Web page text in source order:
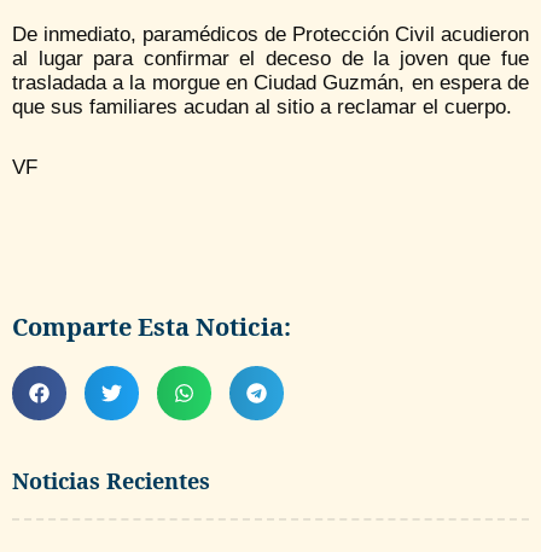
Noticias Recientes
De inmediato, paramédicos de Protección Civil acudieron
al lugar para confirmar el deceso de la joven que fue
trasladada a la morgue en Ciudad Guzmán, en espera de
que sus familiares acudan al sitio a reclamar el cuerpo.
VF
Comparte Esta Noticia: